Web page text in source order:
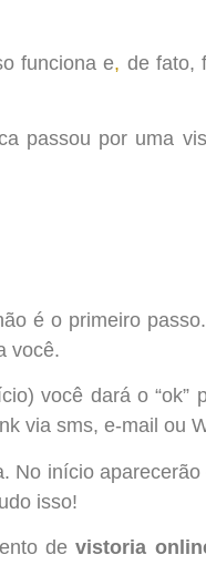
funciona e, de fato,
passou por uma
é o primeiro
você.
você dará o
via sms, e-mail ou
início
isso!
devistoria